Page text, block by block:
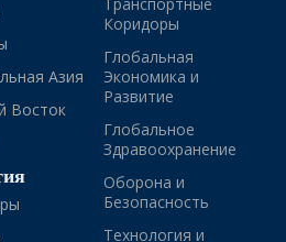
Азия
Восток
Коридоры
Глобальная
Экономика и
Развитие
Глобальное
Здравоохранение
Оборона и
Безопасность
Технология и